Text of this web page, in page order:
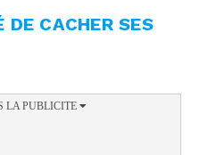
CACHER SES